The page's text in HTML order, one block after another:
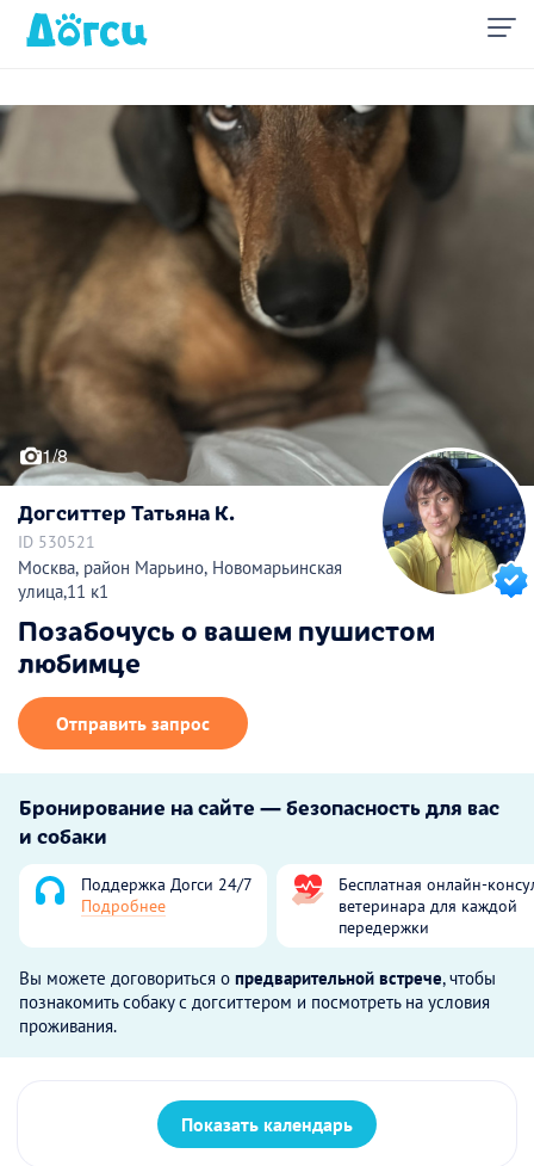
1/8
Догситтер Татьяна К.
ID 530521
Москва, район Марьино, Новомарьинская
улица,11 к1
Позабочусь о вашем пушистом
любимце
Отправить запрос
Бронирование на сайте — безопасность для вас
и собаки
Поддержка Догси 24/7
Подробнее
Бесплатная онлайн-
ветеринара для каждой
передержки
Вы можете договориться о предварительной встрече, чтобы
познакомить собаку с догситтером и посмотреть на условия
проживания.
Показать календарь